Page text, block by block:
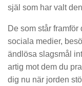
själ som har valt
De som står
sociala medier,
ändlösa slagsmål
artig mot dem du
dig nu när jorden